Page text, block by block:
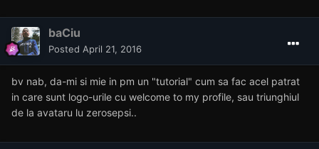
baCiu
Posted April 21, 2016
bv nab, da-mi si mie in pm un "tutorial" cum sa fac acel patrat
in care sunt logo-urile cu welcome to my profile, sau triunghiul
de la avataru lu zerosepsi..